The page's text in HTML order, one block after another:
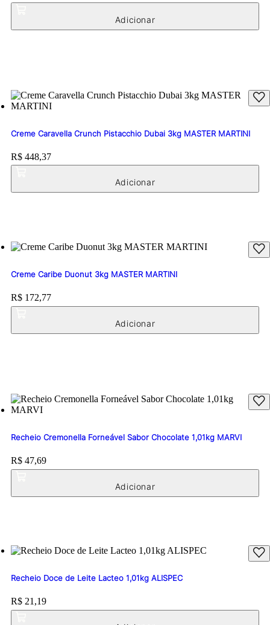
Creme Caravella Crunch Pistacchio Dubai 3kg MASTER MARTINI
Price:
R$ 448,37
Creme Caribe Duonut 3kg MASTER MARTINI
Price:
R$ 172,77
Recheio Cremonella Forneável Sabor Chocolate 1,01kg MARVI
Price:
R$ 47,69
Recheio Doce de Leite Lacteo 1,01kg ALISPEC
Price:
R$ 21,19